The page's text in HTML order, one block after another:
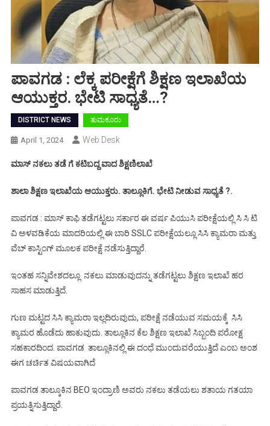
ಪಾವಗಡ : ಲೆಕ್ಕ ಪರೀಕ್ಷೆಗೆ ಶಿಕ್ಷಣ ಇಲಾಖೆಯ
ಆಯುಕ್ತರ. ಭೇಟಿ ಸಾಧ್ಯತೆ…?
DISTRICT NEWS ತುಮಕೂರು
April 1, 2024 Web Desk
ಮಾಸ್ ನಕಲು ತಡೆ ಗೆ ಕಟಿಬದ್ದ ವಾದ ಶಿಕ್ಷಣಿಲಾಖೆ
ಶಾಲಾ ಶಿಕ್ಷಣ ಇಲಾಖೆಯ ಆಯುಕ್ತರು. ತಾಲ್ಲೂಕಿಗೆ. ಭೇಟಿ ನೀಡುವ ಸಾಧ್ಯತೆ ?.
ಪಾವಗಡ : ಮಾಸ್ ಕಾಫಿ ತಡೆಗಟ್ಟಲು ಸರ್ಕಾರ ಈ ವರ್ಷ ಪಿಯುಸಿ ಪರೀಕ್ಷೆಯಲ್ಲಿ ಸಿ ಸಿ ಟಿ
ವಿ ಅಳವಡಿಕೆಯ ಮಾದರಿಯಲ್ಲಿ ಈ ಬಾರಿ SSLC ಪರೀಕ್ಷೆಯಲ್ಲೂ ಸಿಸಿ ಕ್ಯಾಮರಾ ಮತ್ತು
ವೆಬ್ ಕಾಸ್ಟಿಂಗ್ ಮೂಲಕ ಪರೀಕ್ಷೆ‌ ನಡೆಸುತ್ತಿದ್ದಾರೆ.
ಇಂತಹ ಸನ್ನಿವೇಶದಲ್ಲೂ ನಕಲು ಮಾಡುವುದನ್ನು ತಡೆಗಟ್ಟಲು ಶಿಕ್ಷಣ ಇಲಾಖೆ ಹರ
ಸಾಹಸ ಮಾಡುತ್ತಿದೆ.
ಗುಣ ಮಟ್ಟದ ಸಿಸಿ ಕ್ಯಾಮರಾ ಇಲ್ಲದಿರುವುದು, ಪರೀಕ್ಷೆ ನಡೆಯುವ ಸಮಯಕ್ಕೆ ಸಿಸಿ
ಕ್ಯಾಮರ ಹೊಡೆದು ಹಾಕುವುದು. ತಾಲ್ಲೂಕಿನ ಕೆಲ ಶಿಕ್ಷಣ ಇಲಾಖೆ ಸಿಬ್ಬಂದಿ ಪರೋಕ್ಷ
ಸಹಕಾರದಿಂದ. ಪಾವಗಡ ತಾಲ್ಲೂಕಿನಲ್ಲಿ ಈ ದಂಧೆ ಮುಂದುವರೆಯುತ್ತಿದೆ ಎಂಬ ಅಂಶ
ಈಗ ಚರ್ಚಿತ ವಿಷಯವಾಗಿದೆ
ಪಾವಗಡ ತಾಲ್ಕೂಕಿನ BEO ಇಂದ್ರಾಣಿ ಅವರು ನಕಲು ತಡೆಯಲು ಶತಾಯ ಗತಯಾ
ಪ್ರಯತ್ನಿಸುತ್ತಿದ್ದಾರೆ.